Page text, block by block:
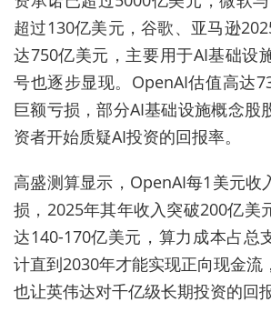
超过130亿美元，谷歌、亚马逊
达750亿美元，主要用于AI基础设
号也逐步显现。OpenAI估值高达
巨额亏损，部分AI基础设施概念股
资者开始质疑AI投资的回报率。
高盛测算显示，OpenAI每1美元收
损，2025年其年收入突破200亿美
达140-170亿美元，算力成本占总
计直到2030年才能实现正向现金流
也让英伟达对千亿级长期投资的回